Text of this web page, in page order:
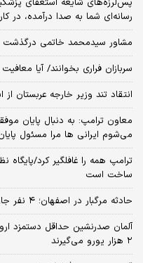
رسانه‌ای شما به صدا درآمده، در
مشاور سیدمحمد خاتمی درگذشت
سربازان فراری بخوانند/ آیا
انتقاد تند وزیر خارجه عربستان از
معاون ترامپ: به دنبال پایان
می‌شوم ایرانی ها مرا مسئول
ترامپ همه را غافلگیر کرد/
ساخت است
حادثه مرگبار در اصفهان؛ ۴ نفر جان باختند
آلمان صدرنشین حداقل دستمزد
۲ هزار یورو می‌گیرند